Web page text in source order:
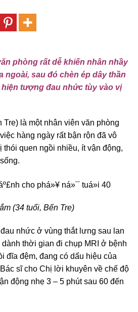
phòng rất dễ khiến nhân nhầy
ngoài, sau đó chèn ép dây thần
tượng đau nhức tùy vào vị
Tre) là một nhân viên văn phòng
hàng ngày rất bận rộn đã vô
thói quen ngồi nhiều, ít vận động,
(34 tuổi, Bến Tre)
nhức ở vùng thắt lưng sau lan
thời gian đi chụp MRI ở bệnh
đĩa đệm, đang có dấu hiệu của
sĩ cho Chị lời khuyên về chế độ
động nhẹ 3 – 5 phút sau 60 đến